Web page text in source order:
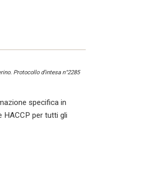
Protocollo d’intesa n°2285
specifica in
HACCP per tutti gli